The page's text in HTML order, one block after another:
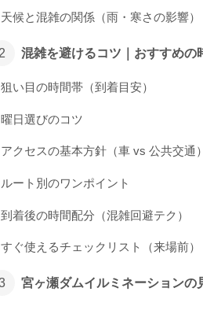
天候と混雑の関係（雨・寒さの影響）
混雑を避けるコツ｜おすすめの
狙い目の時間帯（到着目安）
曜日選びのコツ
アクセスの基本方針（車 vs 公共交通）
ルート別のワンポイント
到着後の時間配分（混雑回避テク）
すぐ使えるチェックリスト（来場前）
宮ヶ瀬ダムイルミネーションの